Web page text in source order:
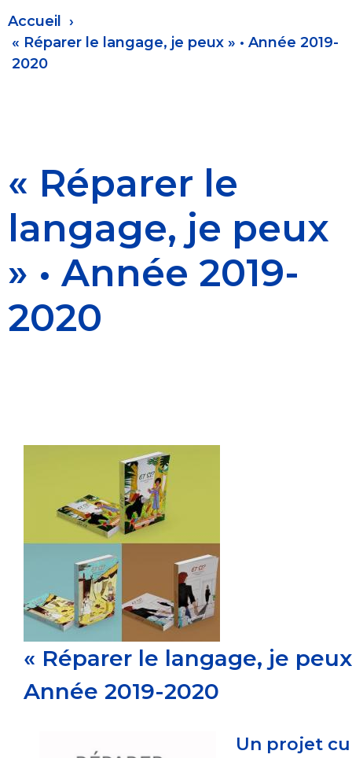
Fil
d'Ariane
Accueil
« Réparer le langage, je peux » • Année 2019-
2020
« Réparer le
langage, je peux
» • Année 2019-
2020
« Réparer le langage, je peux
Année 2019-2020
Un projet